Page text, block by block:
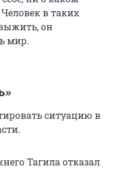
в таких
он
мир.
ситуацию в
Тагила отказал